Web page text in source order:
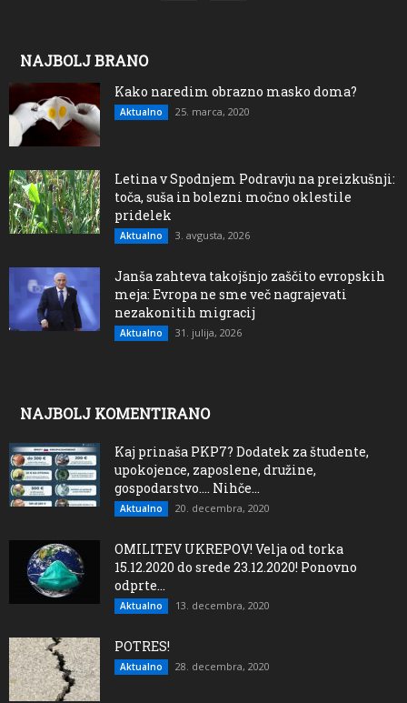
NAJBOLJ BRANO
Kako naredim obrazno masko doma?
Aktualno 25. marca, 2020
Letina v Spodnjem Podravju na preizkušnji:
toča, suša in bolezni močno oklestile
pridelek
Aktualno 3. avgusta, 2026
Janša zahteva takojšnjo zaščito evropskih
meja: Evropa ne sme več nagrajevati
nezakonitih migracij
Aktualno 31. julija, 2026
NAJBOLJ KOMENTIRANO
Kaj prinaša PKP7? Dodatek za študente,
upokojence, zaposlene, družine,
gospodarstvo…. Nihče...
Aktualno 20. decembra, 2020
OMILITEV UKREPOV! Velja od torka
15.12.2020 do srede 23.12.2020! Ponovno
odprte...
Aktualno 13. decembra, 2020
POTRES!
Aktualno 28. decembra, 2020